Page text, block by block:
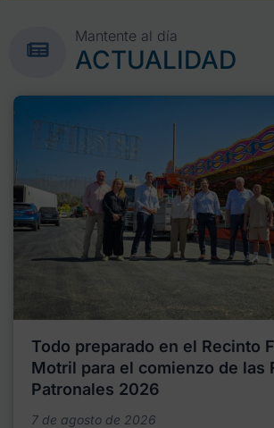
Mantente al día
ACTUALIDAD
Todo preparado en el Recinto
Motril para el comienzo de las
Patronales 2026
7 de agosto de 2026